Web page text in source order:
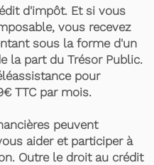
d'impôt. Et si vous
vous recevez
sous la forme d'un
la part du Trésor Public.
pour
TTC par mois.
peuvent
aider et participer à
Outre le droit au crédit